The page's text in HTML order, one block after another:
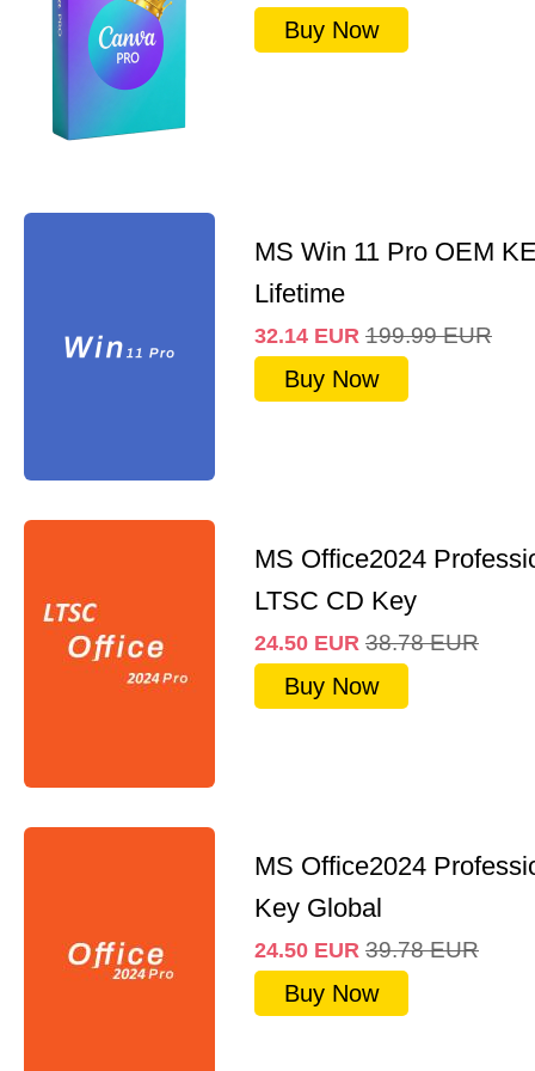
Buy Now
MS Win 11 Pro OEM
Lifetime
32.14 EUR 199.99 EUR
Buy Now
MS Office2024
LTSC CD Key
24.50 EUR 38.78 EUR
Buy Now
MS Office2024
Key Global
24.50 EUR 39.78 EUR
Buy Now